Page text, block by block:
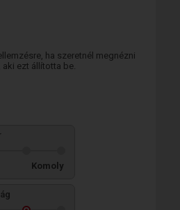
ha szeretnél megnézni
aki ezt állította be.
Komoly